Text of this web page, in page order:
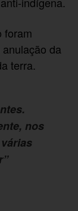
foram
da
terra.
nos